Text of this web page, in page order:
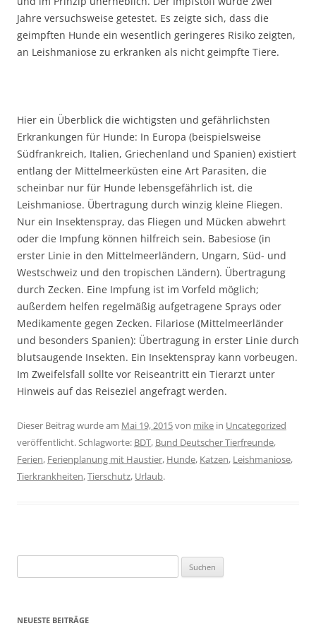
Jahre versuchsweise getestet. Es zeigte sich, dass die
geimpften Hunde ein wesentlich geringeres Risiko zeigten,
an Leishmaniose zu erkranken als nicht geimpfte Tiere.
Hier ein Überblick die wichtigsten und gefährlichsten
Erkrankungen für Hunde: In Europa (beispielsweise
Südfrankreich, Italien, Griechenland und Spanien) existiert
entlang der Mittelmeerküsten eine Art Parasiten, die
scheinbar nur für Hunde lebensgefährlich ist, die
Leishmaniose. Übertragung durch winzig kleine Fliegen.
Nur ein Insektenspray, das Fliegen und Mücken abwehrt
oder die Impfung können hilfreich sein. Babesiose (in
erster Linie in den Mittelmeerländern, Ungarn, Süd- und
Westschweiz und den tropischen Ländern). Übertragung
durch Zecken. Eine Impfung ist im Vorfeld möglich;
außerdem helfen regelmäßig aufgetragene Sprays oder
Medikamente gegen Zecken. Filariose (Mittelmeerländer
und besonders Spanien): Übertragung in erster Linie durch
blutsaugende Insekten. Ein Insektenspray kann vorbeugen.
Im Zweifelsfall sollte vor Reiseantritt ein Tierarzt unter
Hinweis auf das Reiseziel angefragt werden.
Dieser Beitrag wurde am Mai 19, 2015von mike in Uncategorized
veröffentlicht. Schlagworte: BDT, Bund Deutscher Tierfreunde,
Ferien, Ferienplanung mit Haustier, Hunde, Katzen, Leishmaniose,
Tierkrankheiten,Tierschutz, Urlaub.
nach:
NEUESTE BEITRÄGE